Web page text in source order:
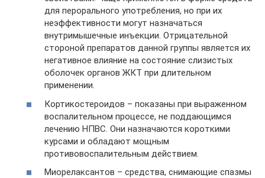
для перорального употребления, но при их
неэффективности могут назначаться
внутримышечные инъекции. Отрицательной
стороной препаратов данной группы является их
негативное влияние на состояние слизистых
оболочек органов ЖКТ при длительном
применении.
Кортикостероидов – показаны при выраженном
воспалительном процессе, не поддающимся
лечению НПВС. Они назначаются короткими
курсами и обладают мощным
противовоспалительным действием.
Миорелаксантов – средства, снимающие спазмы